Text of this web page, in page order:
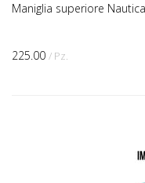
225.00 / Pz.
Maniglia superiore